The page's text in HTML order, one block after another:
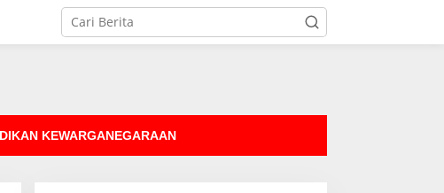
KEWARGANEGARAAN